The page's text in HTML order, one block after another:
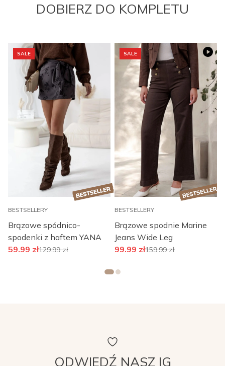
DOBIERZ DO KOMPLETU
SALE
BESTSELLERY
Brązowe spódnico-
spodenki z haftem YANA
59.99 zł129.99zł
SALE
BESTSELLERY
Brązowe spodnie Marine
Jeans Wide Leg
99.99 zł159.99zł
ODWIEDŹ NASZ IG